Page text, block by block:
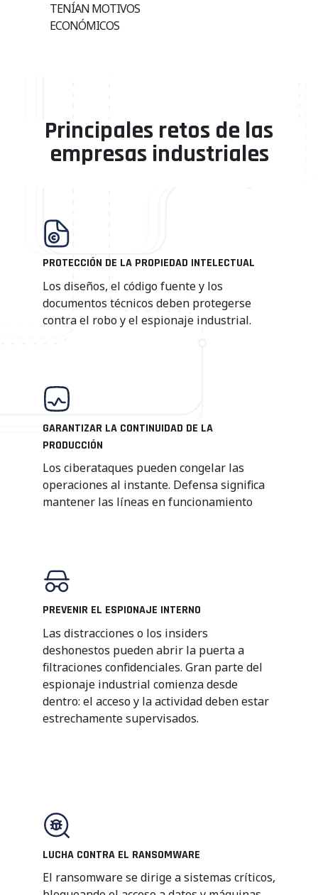
TENÍAN MOTIVOS
ECONÓMICOS
Principales retos de las
empresas industriales
PROTECCIÓN DE LA PROPIEDAD INTELECTUAL
Los diseños, el código fuente y los
documentos técnicos deben protegerse
contra el robo y el espionaje industrial.
GARANTIZAR LA CONTINUIDAD DE LA
PRODUCCIÓN
Los ciberataques pueden congelar las
operaciones al instante. Defensa significa
mantener las líneas en funcionamiento
PREVENIR EL ESPIONAJE INTERNO
Las distracciones o los insiders
deshonestos pueden abrir la puerta a
filtraciones confidenciales. Gran parte del
espionaje industrial comienza desde
dentro: el acceso y la actividad deben estar
estrechamente supervisados.
LUCHA CONTRA EL RANSOMWARE
El ransomwarese dirige asistemas críticos,